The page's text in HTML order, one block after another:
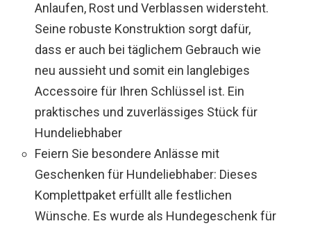
Anlaufen, Rost und Verblassen widersteht.
Seine robuste Konstruktion sorgt dafür,
dass er auch bei täglichem Gebrauch wie
neu aussieht und somit ein langlebiges
Accessoire für Ihren Schlüssel ist. Ein
praktisches und zuverlässiges Stück für
Hundeliebhaber
Feiern Sie besondere Anlässe mit
Geschenken für Hundeliebhaber: Dieses
Komplettpaket erfüllt alle festlichen
Wünsche. Es wurde als Hundegeschenk für